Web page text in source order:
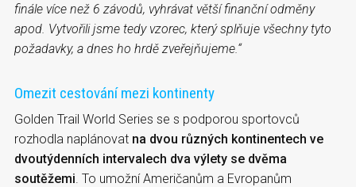
finále více než 6 závodů, vyhrávat větší finanční odměny
apod. Vytvořili jsme tedy vzorec, který splňuje všechny tyto
požadavky, a dnes ho hrdě zveřejňujeme.“
Omezit cestování mezi kontinenty
Golden Trail World Series se s podporou sportovců
rozhodla naplánovat na dvou různých kontinentech ve
dvoutýdenních intervalech dva výlety se dvěma
soutěžemi . To umožní Američanům a Evropanům